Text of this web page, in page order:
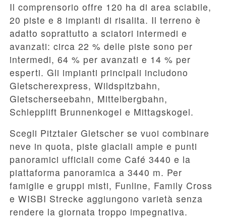
Il comprensorio offre 120 ha di area sciabile,
20 piste e 8 impianti di risalita. Il terreno è
adatto soprattutto a sciatori intermedi e
avanzati: circa 22 % delle piste sono per
intermedi, 64 % per avanzati e 14 % per
esperti. Gli impianti principali includono
Gletscherexpress, Wildspitzbahn,
Gletscherseebahn, Mittelbergbahn,
Schlepplift Brunnenkogel e Mittagskogel.
Scegli Pitztaler Gletscher se vuoi combinare
neve in quota, piste glaciali ampie e punti
panoramici ufficiali come Café 3440 e la
piattaforma panoramica a 3440 m. Per
famiglie e gruppi misti, Funline, Family Cross
e WISBI Strecke aggiungono varietà senza
rendere la giornata troppo impegnativa.